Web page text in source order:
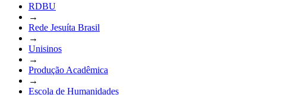
RDBU
→
Rede Jesuíta Brasil
→
Unisinos
→
Produção Acadêmica
→
Escola de Humanidades